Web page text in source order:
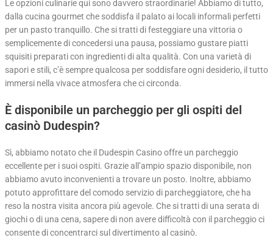
Le opzioni culinarie qui sono davvero straordinarie! Abbiamo di tutto,
dalla cucina gourmet che soddisfa il palato ai locali informali perfetti
per un pasto tranquillo. Che si tratti di festeggiare una vittoria o
semplicemente di concedersi una pausa, possiamo gustare piatti
squisiti preparati con ingredienti di alta qualità. Con una varietà di
sapori e stili, c’è sempre qualcosa per soddisfare ogni desiderio, il tutto
immersi nella vivace atmosfera che ci circonda.
È disponibile un parcheggio per gli ospiti del
casinò Dudespin?
Sì, abbiamo notato che il Dudespin Casino offre un parcheggio
eccellente per i suoi ospiti. Grazie all’ampio spazio disponibile, non
abbiamo avuto inconvenienti a trovare un posto. Inoltre, abbiamo
potuto approfittare del comodo servizio di parcheggiatore, che ha
reso la nostra visita ancora più agevole. Che si tratti di una serata di
giochi o di una cena, sapere di non avere difficoltà con il parcheggio ci
consente di concentrarci sul divertimento al casinò.